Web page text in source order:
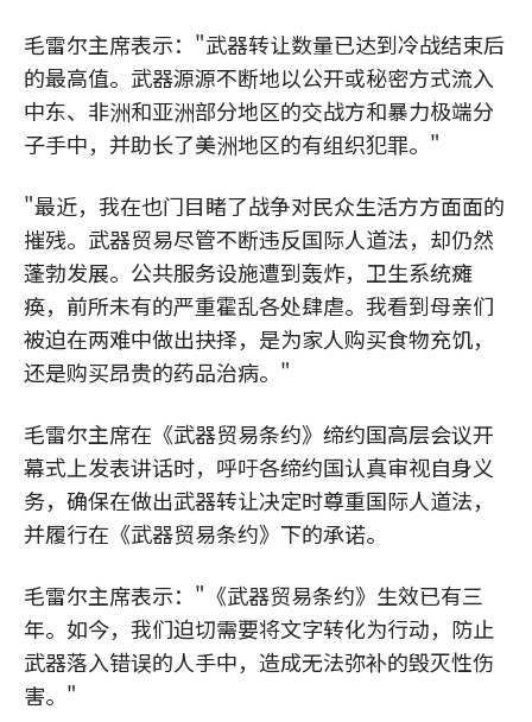
毛雷尔主席表示："武器转让数量已达到冷战结束后
的最高值。武器源源不断地以公开或秘密方式流入
中东、非洲和亚洲部分地区的交战方和暴力极端分
子手中，并助长了美洲地区的有组织犯罪。"
"最近，我在也门目睹了战争对民众生活方方面面的
摧残。武器贸易尽管不断违反国际人道法，却仍然
蓬勃发展。公共服务设施遭到轰炸，卫生系统瘫
痪，前所未有的严重霍乱各处肆虐。我看到母亲们
被迫在两难中做出抉择，是为家人购买食物充饥，
还是购买昂贵的药品治病。"
毛雷尔主席在《武器贸易条约》缔约国高层会议开
幕式上发表讲话时，呼吁各缔约国认真审视自身义
务，确保在做出武器转让决定时尊重国际人道法，
并履行在《武器贸易条约》下的承诺。
毛雷尔主席表示："《武器贸易条约》生效已有三
年。如今，我们迫切需要将文字转化为行动，防止
武器落入错误的人手中，造成无法弥补的毁灭性伤
害。"